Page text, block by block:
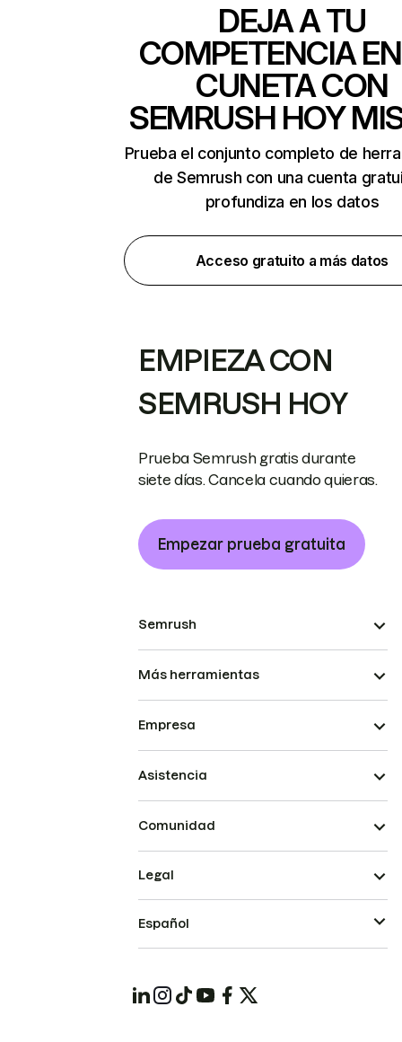
DEJA A TU
COMPETENCIA
CUNETA CON
SEMRUSH HOY
Prueba el conjunto completo de
de Semrush con una cuenta
profundiza en los datos
Acceso gratuito a más datos
EMPIEZA CON
SEMRUSH HOY
Prueba Semrush gratis durante
siete días. Cancela cuando quieras.
Empezar prueba gratuita
Semrush
Más herramientas
Empresa
Asistencia
Comunidad
Legal
Español